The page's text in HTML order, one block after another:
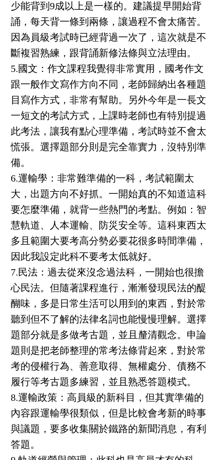
少能背到9成以上是一樣的。建議提早開始背
誦，每天背一條到兩條，讓過程不會太痛苦。
因為員級考試時已經背過一次了，這次就是不
斷複習熟練，跟背誦新修法條與立法理由。
5.國文：作文課程我覺得非常實用，國考作文
跟一般作文寫作方向不同，老師歸納出各種題
目寫作方式，非常有幫助。另外今年是一長文
一短文的考試方式，上課時老師也有特別提過
此考法，讓我有點心理準備，考試時並不會太
慌張。選擇題部分則是完全靠實力，沒特別準
備。
6.運輸學：非常難準備的一科，考試範圍太
大，出題方向不好抓。一開始真的不知道這科
要怎麼準備，就背一些熱門的考點。例如：智
慧軌道、人本運輸、防災安全等。這科東西太
多且範圍大要考高分勢必要花很多時間準備，
因此我設定此科不要考太低就好。
7.民法：過去從來沒念過法科，一開始也很擔
心民法。但隨著課程進行，漸漸發現民法的醍
醐味，多是日常生活可以用到的東西，對於常
聽到但不了解的法律名詞也能慢慢理解。選擇
題部分就是多做考古題，並且釐清觀念。申論
題則是把老師整理的常考法條背起來，對於常
考的侵權行為、善意取得、無權處分、債務不
履行等考古題多練習，並且熟悉答題模式。
8.運輸政策： 高員級的新科目，但其實準備的
內容跟運輸學很類似，但是比較會考新的時事
與議題，要多收集關於鐵路的新聞消息，有利
答題。